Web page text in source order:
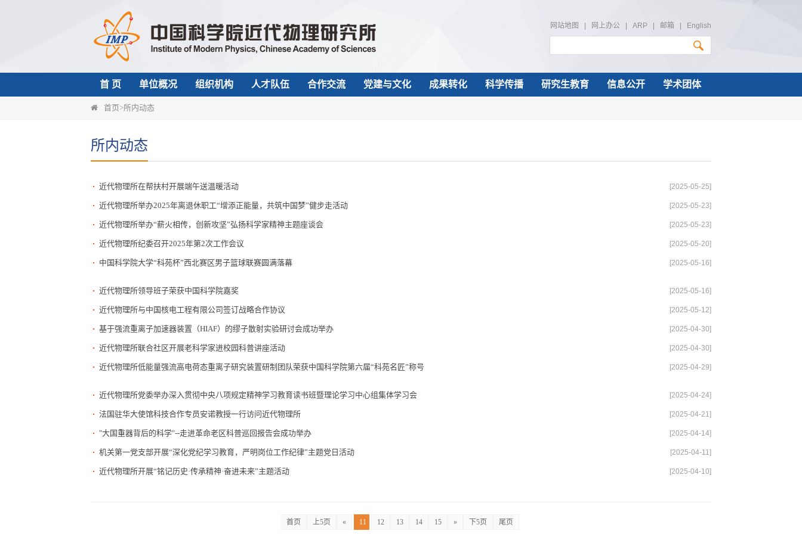
网站地图 网上办公| ARP| 邮箱 English
首 页 单位概况 组织机构 人才队伍 合作交流 党建与文化 成果转化 科学传播 研究生教育 信息公开 学术团体
首页>所内动态
所内动态
[2025-05-25]
近代物理所在帮扶村开展端午送温暖活动
[2025-05-23]
近代物理所举办2025年离退休职工“增添正能量，共筑中国梦”健步走活动
[2025-05-23]
近代物理所举办“薪火相传，创新攻坚”弘扬科学家精神主题座谈会
[2025-05-20]
近代物理所纪委召开2025年第2次工作会议
[2025-05-16]
中国科学院大学“科苑杯”西北赛区男子篮球联赛圆满落幕
[2025-05-16]
近代物理所领导班子荣获中国科学院嘉奖
[2025-05-12]
近代物理所与中国核电工程有限公司签订战略合作协议
[2025-04-30]
基于强流重离子加速器装置（HIAF）的缪子散射实验研讨会成功举办
[2025-04-30]
近代物理所联合社区开展老科学家进校园科普讲座活动
[2025-04-29]
近代物理所低能量强流高电荷态重离子研究装置研制团队荣获中国科学院第六届“科苑名匠”称号
[2025-04-24]
近代物理所党委举办深入贯彻中央八项规定精神学习教育读书班暨理论学习中心组集体学习会
[2025-04-21]
法国驻华大使馆科技合作专员安诺教授一行访问近代物理所
[2025-04-14]
"大国重器背后的科学"--走进革命老区科普巡回报告会成功举办
[2025-04-11]
机关第一党支部开展“深化党纪学习教育，严明岗位工作纪律”主题党日活动
[2025-04-10]
近代物理所开展“铭记历史·传承精神·奋进未来”主题活动
首页 上5页 « 11 12 13 14 15 » 下5页 尾页